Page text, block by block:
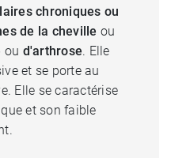
chroniques ou
de la cheville ou
ou d'arthrose. Elle
et se porte au
Elle se caractérise
et son faible